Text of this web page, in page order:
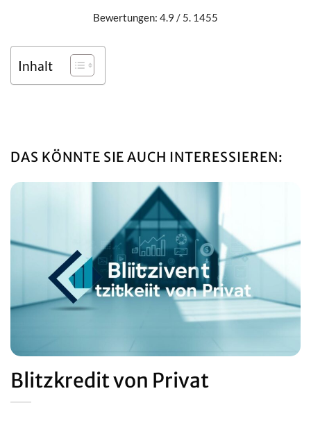
Bewertungen: 4.9 / 5. 1455
Inhalt
DAS KÖNNTE SIE AUCH INTERESSIEREN:
Blitzkredit von Privat